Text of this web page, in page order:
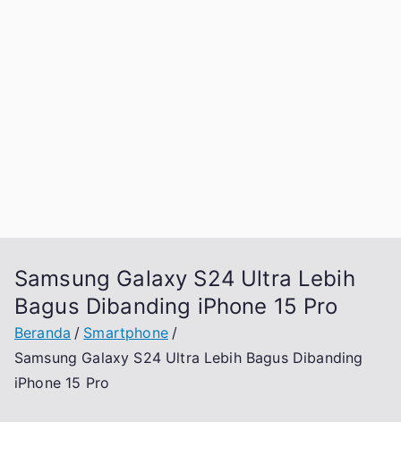
Samsung Galaxy S24 Ultra Lebih
Bagus Dibanding iPhone 15 Pro
Beranda
Smartphone
Samsung Galaxy S24 Ultra Lebih Bagus Dibanding
iPhone 15 Pro